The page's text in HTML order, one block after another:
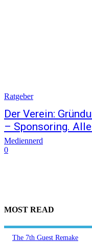
Ratgeber
Der Verein:
– Sponsoring.
Mediennerd
0
MOST READ
The 7th Guest Remake